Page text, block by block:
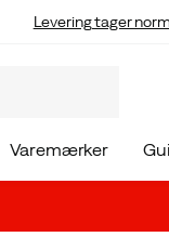
Levering tager
Varemærker